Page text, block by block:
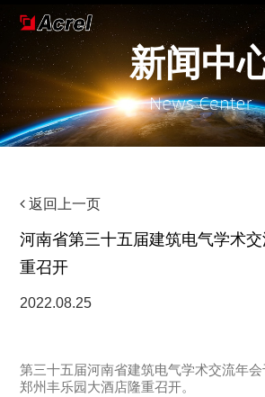
新闻中
返回上一页
河南省第三十五届建筑电气学术
重召开
2022.08.25
第三十五届河南省建筑电气学术交流年
郑州丰乐园大酒店隆重召开。